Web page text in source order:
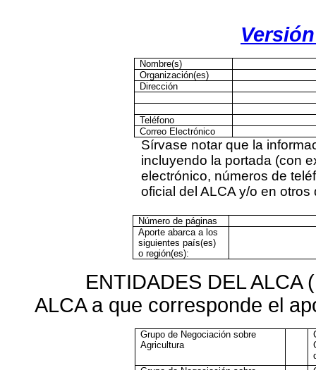
Nombre(s)
Organización(es)
Dirección
Teléfono
Correo Electrónico
Sírvase notar que la
incluyendo la portada (con
electrónico, números de
oficial del ALCA y/o en
Número de páginas
Aporte abarca a los
siguientes país(es)
o región(es):
ENTIDADES DEL ALCA
ALCA a que corresponde el
Grupo de Negociación sobre
Agricultura